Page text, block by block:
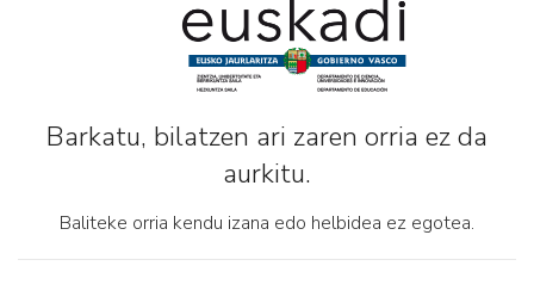
Barkatu, bilatzen ari zaren orria ez da
aurkitu.
Baliteke orria kendu izana edo helbidea ez egotea.